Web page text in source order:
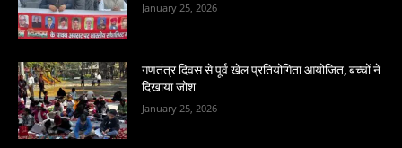
January 25, 2026
गणतंत्र दिवस से पूर्व खेल प्रतियोगिता आयोजित, बच्चों ने
दिखाया जोश
January 25, 2026